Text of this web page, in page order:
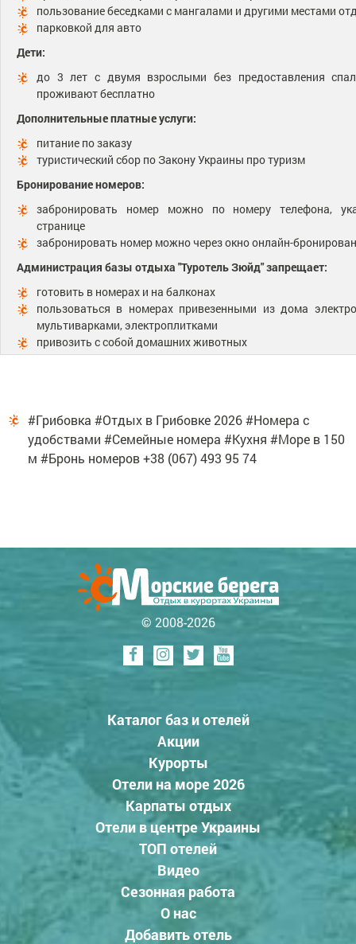
пользование беседками с мангалами и другими местами
парковкой для авто
Дети:
до 3 лет с двумя взрослыми без предоставления
проживают бесплатно
Дополнительные платные услуги:
питание по заказу
туристический сбор по Закону Украины про туризм
Бронирование номеров:
забронировать номер можно по номеру телефона,
странице
забронировать номер можно через окно онлайн-
Администрация базы отдыха "Туротель Зюйд" запрещает:
готовить в номерах и на балконах
пользоваться в номерах привезенными из дома
мультиварками, электроплитками
привозить с собой домашних животных
#Грибовка #Отдых в Грибовке 2026 #Номера с
удобствами #Семейные номера #Кухня #Море в 150
м #Бронь номеров +38 (067) 493 95 74
© 2008-2026
Каталог баз и отелей
Акции
Курорты
Отели на море 2026
Карпаты отдых
Отели в центре Украины
ТОП отелей
Видео
Сезонная работа
О нас
Добавить отель